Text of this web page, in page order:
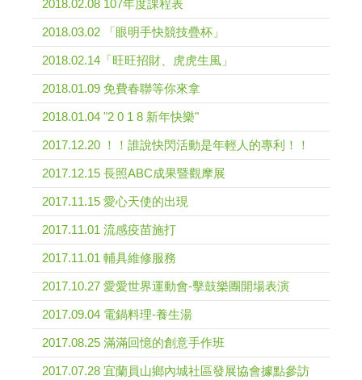
2018.02.08 107年度課程表
2018.03.02 「眼明手快競技疊杯」
2018.02.14「旺旺招財、虎虎生風」
2018.01.09 免費春聯等你來拿
2018.01.04 "2 0 1 8 新年快樂"
2017.12.20 ！！誰說快閃活動是年輕人的專利！！
2017.12.15 長照ABC成果暨觀摩展
2017.11.15 愛心天使的出現
2017.11.01 流感疫苗施打
2017.11.01 輔具維修服務
2017.10.27 愛愛世界運動會-擊鼓樂團開場表演
2017.09.04 電鍋料理-養生湯
2017.08.25 滿滿回憶的創意手作班
2017.07.28 宜蘭員山鄉內城社區發展協會據點參訪